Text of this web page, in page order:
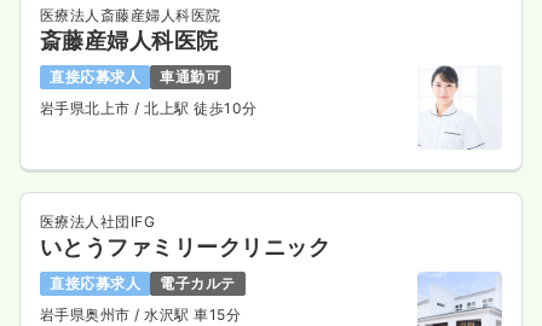
医療法人斎藤産婦人科医院
斎藤産婦人科医院
直接応募求人
車通勤可
岩手県北上市/ 北上駅 徒歩10分
医療法人社団IFG
いとうファミリークリニック
直接応募求人
電子カルテ
岩手県奥州市/ 水沢駅 車15分